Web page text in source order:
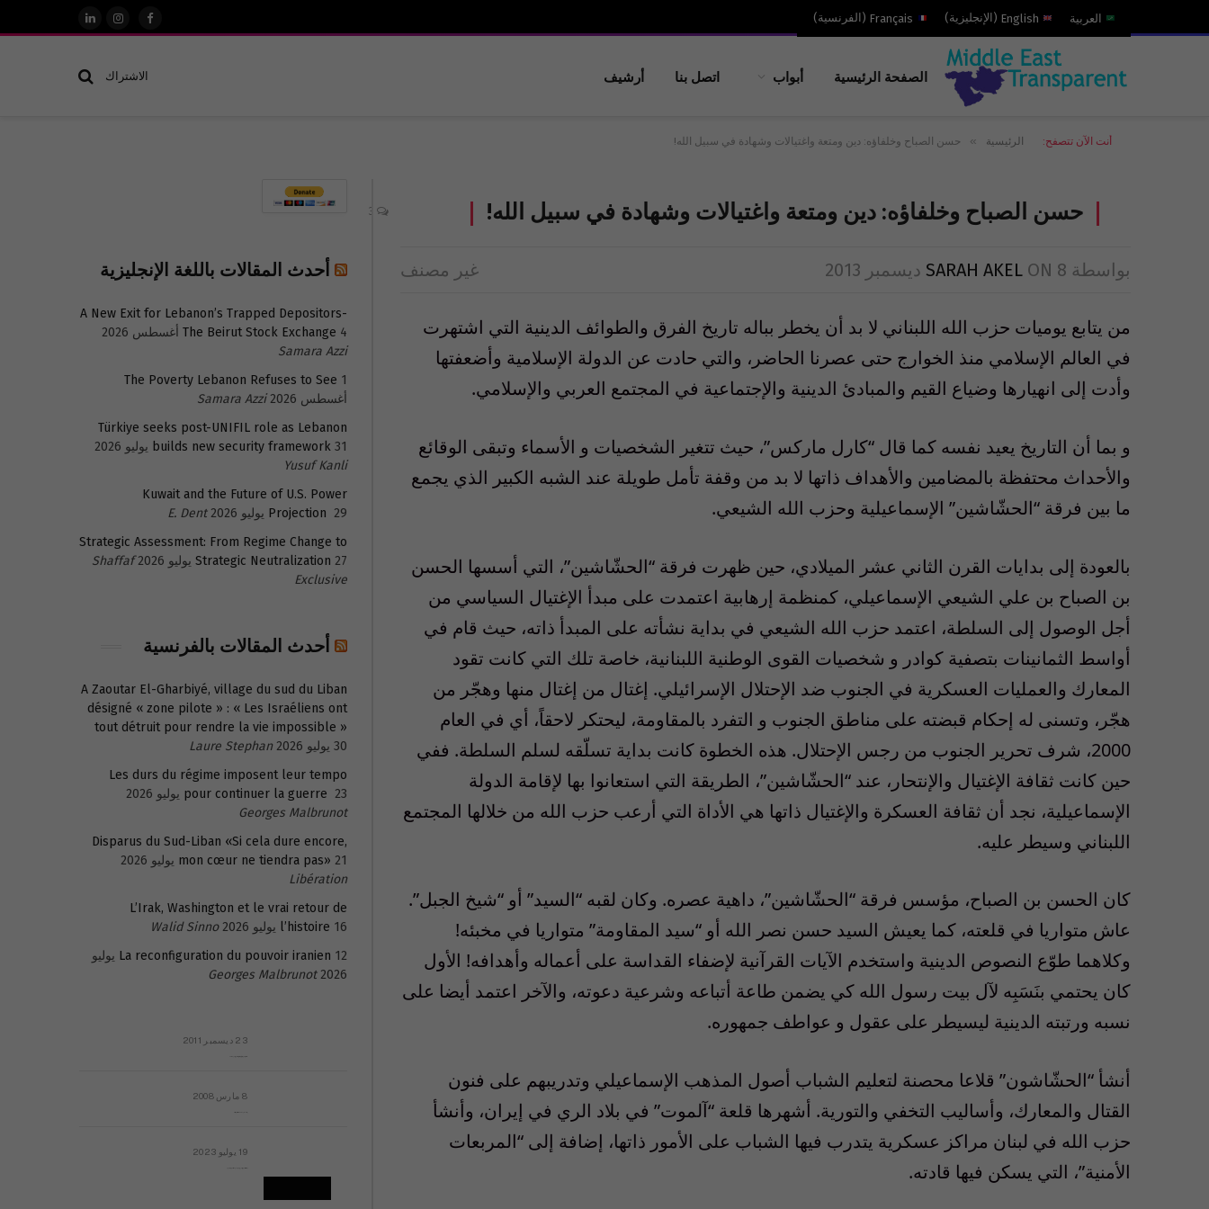
العربية English
( الإنجليزية)
Français
( الفرنسية)
فيسبوكالانستغرام
لينكدإن
الصفحة الرئيسية أبواب اتصل بنا أرشيف الاشتراك
أنت الآن تتصفح: الرئيسية » حسن الصباح وخلفاؤه: دين ومتعة واغتيالات وشهادة في سبيل الله!
حسن الصباح وخلفاؤه: دين ومتعة واغتيالات وشهادة في سبيل الله!
بواسطة SARAH AKEL ON 8 ديسمبر 2013 غير مصنف
من يتابع يوميات حزب الله اللبناني لا بد أن يخطر بباله تاريخ الفرق والطوائف الدينية التي اشتهرت
في العالم الإسلامي منذ الخوارج حتى عصرنا الحاضر، والتي حادت عن الدولة الإسلامية وأضعفتها
وأدت إلى انهيارها وضياع القيم والمبادئ الدينية والإجتماعية في المجتمع العربي والإسلامي.
و بما أن التاريخ يعيد نفسه كما قال “كارل ماركس”، حيث تتغير الشخصيات و الأسماء وتبقى الوقائع
والأحداث محتفظة بالمضامين والأهداف ذاتها لا بد من وقفة تأمل طويلة عند الشبه الكبير الذي يجمع
ما بين فرقة “الحشّاشين” الإسماعيلية وحزب الله الشيعي.
بالعودة إلى بدايات القرن الثاني عشر الميلادي، حين ظهرت فرقة “الحشّاشين”، التي أسسها الحسن
بن الصباح بن علي الشيعي الإسماعيلي، كمنظمة إرهابية اعتمدت على مبدأ الإغتيال السياسي من
أجل الوصول إلى السلطة، اعتمد حزب الله الشيعي في بداية نشأته على المبدأ ذاته، حيث قام في
أواسط الثمانينات بتصفية كوادر و شخصيات القوى الوطنية اللبنانية، خاصة تلك التي كانت تقود
المعارك والعمليات العسكرية في الجنوب ضد الإحتلال الإسرائيلي. إغتال من إغتال منها وهجّر من
هجّر، وتسنى له إحكام قبضته على مناطق الجنوب و التفرد بالمقاومة، ليحتكر لاحقاً، أي في العام
2000، شرف تحرير الجنوب من رجس الإحتلال. هذه الخطوة كانت بداية تسلّقه لسلم السلطة. ففي
حين كانت ثقافة الإغتيال والإنتحار، عند “الحشّاشين”، الطريقة التي استعانوا بها لإقامة الدولة
الإسماعيلية، نجد أن ثقافة العسكرة والإغتيال ذاتها هي الأداة التي أرعب حزب الله من خلالها المجتمع
اللبناني وسيطر عليه.
كان الحسن بن الصباح، مؤسس فرقة “الحشّاشين”، داهية عصره. وكان لقبه “السيد” أو “شيخ الجبل”.
عاش متواريا في قلعته، كما يعيش السيد حسن نصر الله أو “سيد المقاومة” متواريا في مخبئه!
وكلاهما طوّع النصوص الدينية واستخدم الآيات القرآنية لإضفاء القداسة على أعماله وأهدافه! الأول
كان يحتمي بنَسَبِه لآل بيت رسول الله كي يضمن طاعة أتباعه وشرعية دعوته، والآخر اعتمد أيضا على
نسبه ورتبته الدينية ليسيطر على عقول و عواطف جمهوره.
أنشأ “الحشّاشون” قلاعا محصنة لتعليم الشباب أصول المذهب الإسماعيلي وتدريبهم على فنون
القتال والمعارك، وأساليب التخفي والتورية. أشهرها قلعة “آلموت” في بلاد الري في إيران، وأنشأ
حزب الله في لبنان مراكز عسكرية يتدرب فيها الشباب على الأمور ذاتها، إضافة إلى “المربعات
الأمنية”، التي يسكن فيها قادته.
أحدث المقالات باللغة الإنجليزية
A New Exit for Lebanon’s Trapped Depositors-
The Beirut Stock Exchange 4 أغسطس 2026
Samara Azzi
The Poverty Lebanon Refuses to See 1
أغسطس 2026
Samara Azzi
Türkiye seeks post-UNIFIL role as Lebanon
builds new security framework 31 يوليو 2026
Yusuf Kanli
Kuwait and the Future of U.S. Power
Projection 29 يوليو 2026
E. Dent
Strategic Assessment: From Regime Change to
Strategic Neutralization 27 يوليو 2026
Shaffaf
Exclusive
أحدث المقالات بالفرنسية
A Zaoutar El-Gharbiyé, village du sud du Liban
désigné « zone pilote » : « Les Israéliens ont
tout détruit pour rendre la vie impossible »
30 يوليو 2026
Laure Stephan
Les durs du régime imposent leur tempo
pour continuer la guerre 23 يوليو 2026
Georges Malbrunot
Disparus du Sud-Liban «Si cela dure encore,
mon cœur ne tiendra pas» 21 يوليو 2026
Libération
L’Irak, Washington et le vrai retour de
l’histoire 16 يوليو 2026
Walid Sinno
La reconfiguration du pouvoir iranien 12 يوليو
2026
Georges Malbrunot
23 ديسمبر 2011
8 مارس 2008
19 يوليو 2023